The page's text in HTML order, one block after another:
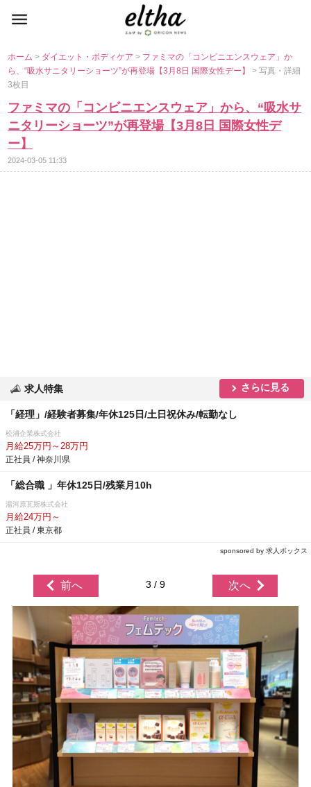
ホーム> ダイエット・ボディケア> ファミマの「コンビニエンスウェア」か
ら、“吸水サニタリーショーツ”が再登場【3月8日 国際女性デー】> 写真・詳細
3枚目
ファミマの「コンビニエンスウェア」から、“吸水サ
ニタリーショーツ”が再登場【3月8日 国際女性デ
ー】
2024-03-05 11:33
求人特集 さらに見る
「経理」/経験者募集/年休125日/土日祝休み/転勤なし
松浦企業株式会社
月給25万円～28万円
正社員 / 神奈川県
「総合職 」年休125日/残業月10h
湯河原瓦斯株式会社
月給24万円～
正社員 / 東京都
sponsored by 求人ボックス
前へ 3 / 9 次へ